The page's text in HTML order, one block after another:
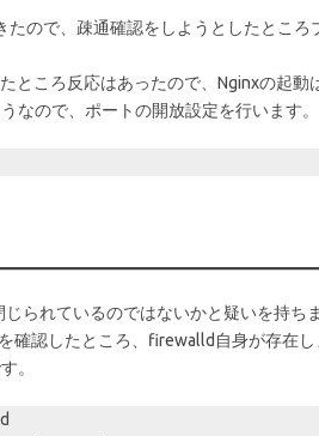
たので、疎通確認をしようとしたとこ
ところ反応はあったので、Nginxの起動
なので、ポートの開放設定を行います。
られているのではないかと疑いを持ちま
確認したところ、firewalld自身が存在し
。